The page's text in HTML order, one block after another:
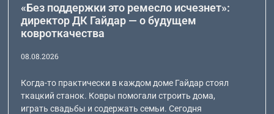
«Без поддержки это ремесло исчезнет»:
директор ДК Гайдар — о будущем
ковроткачества
08.08.2026
Когда-то практически в каждом доме Гайдар стоял
ткацкий станок. Ковры помогали строить дома,
играть свадьбы и содержать семьи. Сегодня